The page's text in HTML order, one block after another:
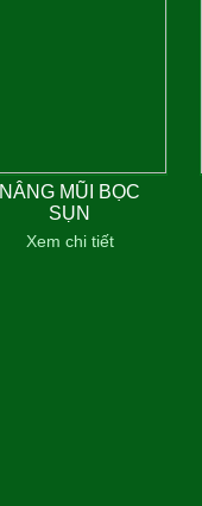
NÂNG MŨI BỌC
SỤN
Xem chi tiết